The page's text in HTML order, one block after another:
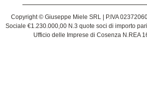
Copyright © Giuseppe Miele SRL | P.IVA
Sociale €1.230.000,00 N.3 quote soci di importo
Ufficio delle Imprese di Cosenza N.REA